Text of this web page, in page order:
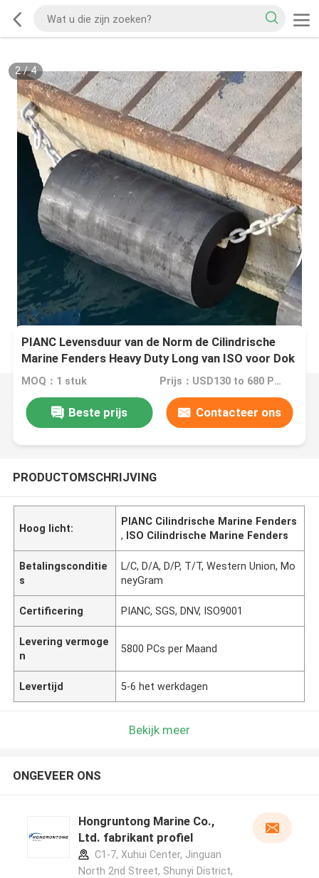
2/4
PIANC Levensduur van de Norm de Cilindrische
Marine Fenders Heavy Duty Long van ISO voor Dok
MOQ：1 stuk Prijs：USD130 to 680 Per Piece
Beste prijs Contacteer ons
PRODUCTOMSCHRIJVING
Hoog licht:
PIANC Cilindrische Marine Fenders
, ISO Cilindrische Marine Fenders
Betalingsconditie
s
L/C, D/A, D/P, T/T, Western Union, Mo
neyGram
Certificering PIANC, SGS, DNV, ISO9001
Levering vermoge
n
5800 PCs per Maand
Levertijd 5-6 het werkdagen
Bekijk meer
ONGEVEER ONS
Hongruntong Marine Co.,
Ltd. fabrikant profiel
C1-7, Xuhui Center, Jinguan
North 2nd Street, Shunyi District,